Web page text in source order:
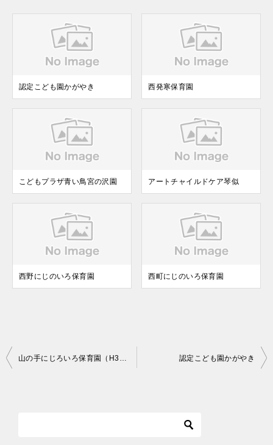
認定こども園かがやき 西発寒保育園
こどもプラザ青い鳥宮の沢園 アートチャイルドケア琴似
西野にじのいろ保育園 西町にじのいろ保育園
投
認定こども園かがやき